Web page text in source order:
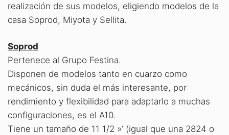
realización de sus modelos, eligiendo modelos de la
casa Soprod, Miyota y Sellita.
Soprod
Pertenece al Grupo Festina.
Disponen de modelos tanto en cuarzo como
mecánicos, sin duda el más interesante, por
rendimiento y flexibilidad para adaptarlo a muchas
configuraciones, es el A10.
Tiene un tamaño de 11 1/2 »’ (igual que una 2824 o